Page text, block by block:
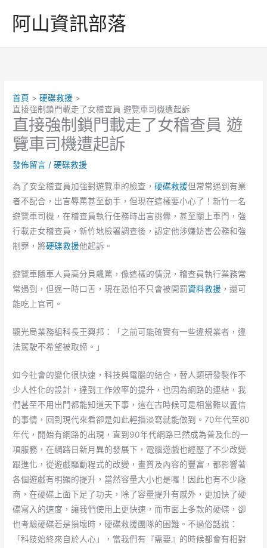
阿山資訊部落
首頁
硬碟救援
直接強制鎖門載走了女稽查員 遊覽車司機遭起訴
直接強制鎖門載走了女稽查員 遊
覽車司機遭起訴
發佈留言 /硬碟救援
為了安全稽查員加強對遊覽車的檢查，硬碟救援但常常遇到有業
者不配合，出言辱罵甚至動手，但現在這樣要小心了！新竹一名
遊覽車司機，在稽查員執行任務時出言挑釁，甚至關上車門，強
行載走女稽查員，新竹地檢署調查後，認定他涉嫌妨害公務和強
制罪，將硬碟救援他起訴。
遊覽車隨車人員高分貝飆罵，像這樣的情況，稽查員執行業務常
常遇到，但逞一時口舌，現在恐怕不只會被開罰資料救援 ，還可
能吃上官司。
觀光局業務組科長王興邦：「之前可能確實有一些違規業者，違
法駕駛不希望被取締。」
如今社會的變化很快速，科技與電腦的結合，替人類研發製作不
少人性化的設計，達到工作效率的提升，也因為網路的連結，我
們甚至不用出門都能知道天下事，這在古時候可是相當難以置信
的事情，回到現代來看卻是如此輕描淡寫就能做到。70年代至80
年代，開始有網路的出現，直到90年代網路已然成為普及化的一
項服務，在網路日新月異的發展下，電腦遊戲也經歷了不少改變
跟進化，從遊戲驅動程式的改變，畫質及內容的豐富，都影響著
各個遊戲有明顯的提升，當然容量大小也是囉！因此也有不少廠
商，在硬碟上面下足了功夫，除了容量提升有感外，更加快了硬
碟寫入的速度，讓我們使用上更快速，而市面上多款的硬碟，卻
也考驗硬碟若是損壞時，硬碟救援團隊的困難。不過俗話說：
「科技始終來自於人心」，當我們有『需要』的時候都會有相對